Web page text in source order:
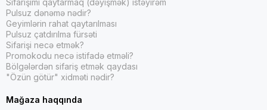
Sifarişimi qaytarmaq (dəyişmək) istəyirəm
Pulsuz dənəmə nədir?
Geyimlərin rahat qaytarılması
Pulsuz çatdırılma fürsəti
Sifarişi necə etmək?
Promokodu necə istifadə etməli?
Bölgələrdən sifariş etmək qaydası
"Özün götür" xidməti nədir?
Mağaza haqqında